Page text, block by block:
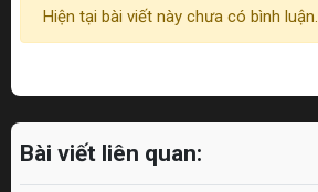
Hiện tại bài viết này chưa có bình luận.
Bài viết liên quan: